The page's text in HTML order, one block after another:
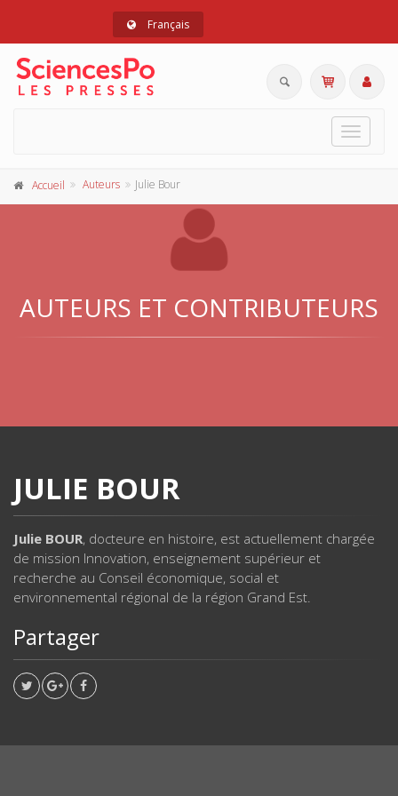
Français
Toggle
Accueil Auteurs Julie Bour
AUTEURS ET CONTRIBUTEURS
JULIE BOUR
Julie BOUR, docteure en histoire, est actuellement chargée
de mission Innovation, enseignement supérieur et
recherche au Conseil économique, social et
environnemental régional de la région Grand Est.
Partager